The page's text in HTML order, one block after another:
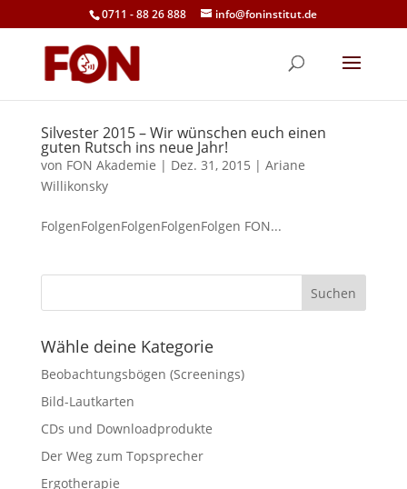
0711 - 88 26 888 info@foninstitut.de
Silvester 2015 – Wir wünschen euch einen
guten Rutsch ins neue Jahr!
von FON Akademie | Dez. 31, 2015 | Ariane
Willikonsky
FolgenFolgenFolgenFolgenFolgen FON...
Wähle deine Kategorie
Beobachtungsbögen (Screenings)
Bild-Lautkarten
CDs und Downloadprodukte
Der Weg zum Topsprecher
Ergotherapie